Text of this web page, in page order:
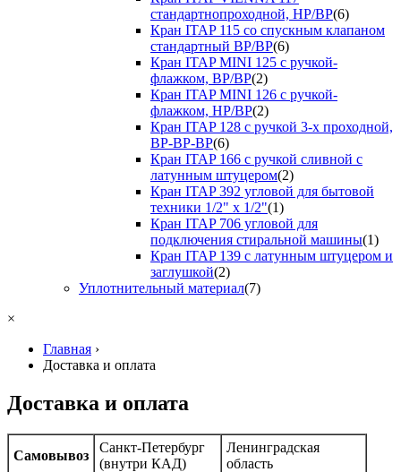
стандартнопроходной, НР/ВР(6)
Кран ITAP 115 со спускным клапаном
стандартный ВР/ВР(6)
Кран ITAP MINI 125 с ручкой-
флажком, ВР/ВР(2)
Кран ITAP MINI 126 с ручкой-
флажком, НР/ВР(2)
Кран ITAP 128 с ручкой 3-х проходной,
ВР-ВР-ВР(6)
Кран ITAP 166 с ручкой сливной с
латунным штуцером(2)
Кран ITAP 392 угловой для бытовой
техники 1/2" х 1/2"(1)
Кран ITAP 706 угловой для
подключения стиральной машины(1)
Кран ITAP 139 с латунным штуцером и
заглушкой(2)
Уплотнительный материал(7)
×
Главная ›
Доставка и оплата
Доставка и оплата
Самовывоз
Санкт-Петербург
(внутри КАД)
Ленинградская
область